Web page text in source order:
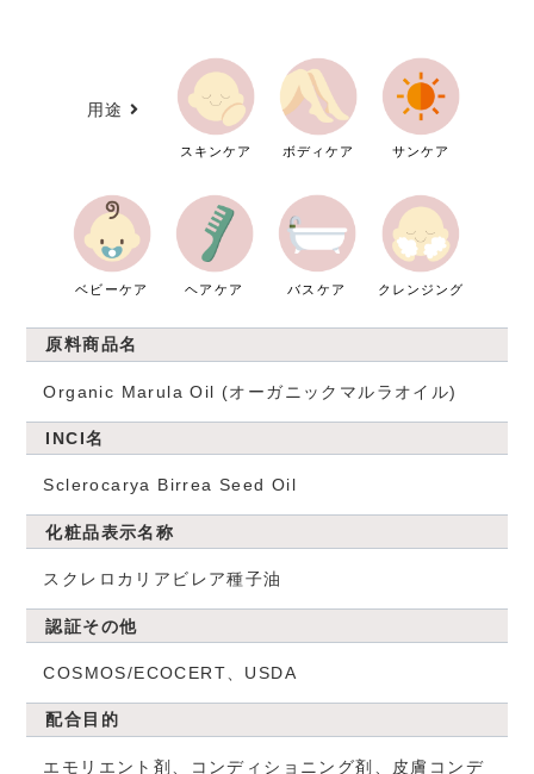
用途
スキンケア ボディケア サンケア
ベビーケア ヘアケア バスケア クレンジング
原料商品名
Organic Marula Oil (オーガニックマルラオイル)
INCI名
Sclerocarya Birrea Seed Oil
化粧品表示名称
スクレロカリアビレア種子油
認証その他
COSMOS/ECOCERT、USDA
配合目的
エモリエント剤、コンディショニング剤、皮膚コンデ